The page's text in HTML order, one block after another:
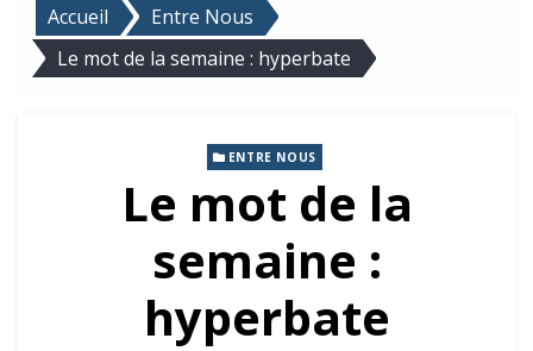
Accueil
Entre Nous
Le mot de la semaine : hyperbate
ENTRE NOUS
Le mot de la
semaine :
hyperbate